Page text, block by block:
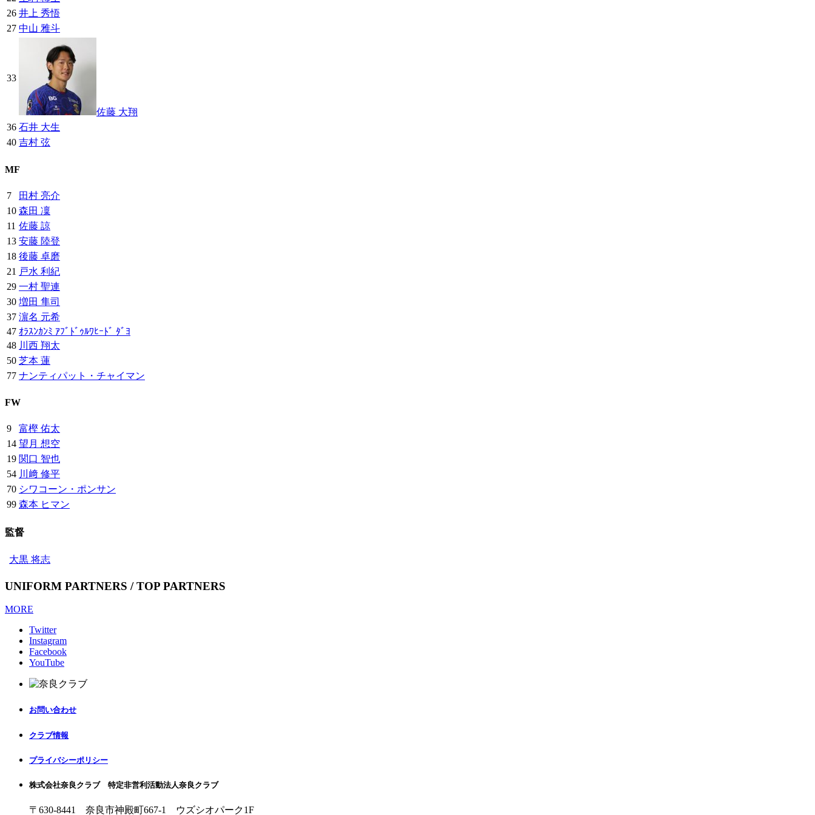
26 井上 秀悟
27 中山 雅斗
33
佐藤 大翔
36 石井 大生
40 吉村 弦
MF
7
田村 亮介
10 森田 凜
11 佐藤 諒
13 安藤 陸登
18 後藤 卓磨
21 戸水 利紀
29 一村 聖連
30 増田 隼司
37 濵名 元希
47 ｵﾗｽﾝｶﾝﾐ ｱﾌﾞﾄﾞｩﾙﾜﾋｰﾄﾞ ﾀﾞﾖ
48 川西 翔太
50 芝本 蓮
77 ナンティパット・チャイマン
FW
9
富樫 佑太
14 望月 想空
19 関口 智也
54 川﨑 修平
70 シワコーン・ポンサン
99 森本 ヒマン
監督
大黒 将志
UNIFORM PARTNERS / TOP PARTNERS
MORE
Twitter
Instagram
Facebook
YouTube
お問い合わせ
クラブ情報
プライバシーポリシー
株式会社奈良クラブ 特定非営利活動法人奈良クラブ
〒630-8441 奈良市神殿町667-1 ウズシオパーク1F